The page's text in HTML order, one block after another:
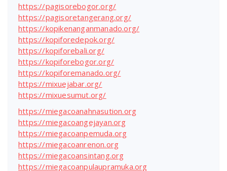
https://pagisorebogor.org/
https://pagisoretangerang.org/
https://kopikenanganmanado.org/
https://kopiforedepok.org/
https://kopiforebali.org/
https://kopiforebogor.org/
https://kopiforemanado.org/
https://mixuejabar.org/
https://mixuesumut.org/
https://miegacoanahnasution.org
https://miegacoangejayan.org
https://miegacoanpemuda.org
https://miegacoanrenon.org
https://miegacoansintang.org
https://miegacoanpulaupramuka.org